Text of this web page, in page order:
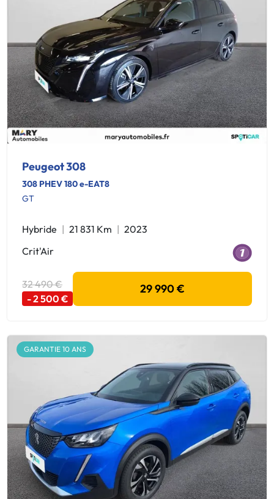
Peugeot 308
308 PHEV 180 e-EAT8
GT
Hybride 21 831 Km
2023
Crit'Air
32 490 €
- 2 500 €
29 990 €
GARANTIE 10 ANS